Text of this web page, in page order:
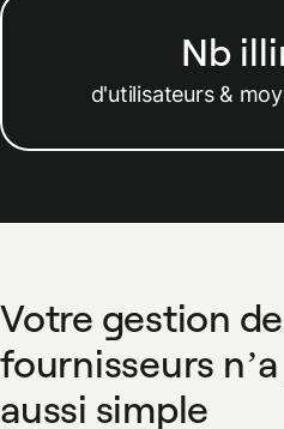
Nb
d'utilisateurs &
Votre gestion
fournisseurs
aussi simple